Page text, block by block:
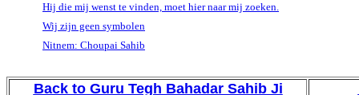
Hij die mij wenst te vinden, moet hier naar mij zoeken.
Wij zijn geen symbolen
Nitnem: Choupai Sahib
Back to Guru Tegh Bahadar Sahib Ji